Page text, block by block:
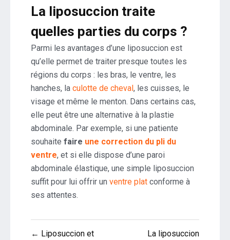
La liposuccion traite
quelles parties du corps ?
Parmi les avantages d’une liposuccion est
qu’elle permet de traiter presque toutes les
régions du corps : les bras, le ventre, les
hanches, la culotte de cheval, les cuisses, le
visage et même le menton. Dans certains cas,
elle peut être une alternative à la plastie
abdominale. Par exemple, si une patiente
souhaite faire une correction du pli du
ventre, et si elle dispose d’une paroi
abdominale élastique, une simple liposuccion
suffit pour lui offrir un ventre plat conforme à
ses attentes.
Navigation
← Liposuccion et
La liposuccion